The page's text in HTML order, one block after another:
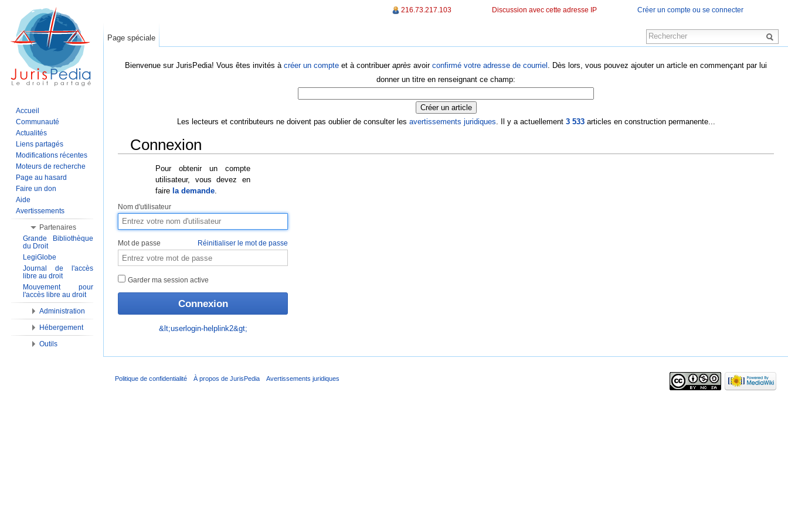
Bienvenue sur JurisPedia! Vous êtes invités à créer un compte et à contribuer après avoir confirmé votre adresse de courriel . Dès lors, vous pouvez ajouter un article en commençant par lui
donner un titre en renseignant ce champ:
Les lecteurs et contributeurs ne doivent pas oublier de consulter les avertissements juridiques. Il y a actuellement 3 533articles en construction permanente...
Connexion
Pour obtenir un compte
utilisateur, vous devez en
faire la demande
Nom d'utilisateur
Mot de passe Réinitialiser le mot de passe
Garder ma session active
&lt;userlogin-helplink2&gt;
216.73.217.103 Discussion avec cette adresse IP Créer un compte ou se connecter
Page spéciale
Accueil
Communauté
Actualités
Liens partagés
Modifications récentes
Moteurs de recherche
Page au hasard
Faire un don
Aide
Avertissements
Partenaires
Grande Bibliothèque
du Droit
LegiGlobe
Journal de l'accès
libre au droit
Mouvement pour
l'accès libre au droit
Administration
Hébergement
Outils
Politique de confidentialité À propos de JurisPedia Avertissements juridiques